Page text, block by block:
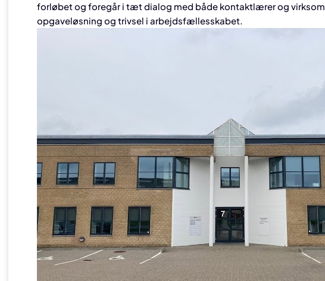
forløbet og foregår i tæt dialog med både kontaktlærer og
opgaveløsning og trivsel i arbejdsfællesskabet.